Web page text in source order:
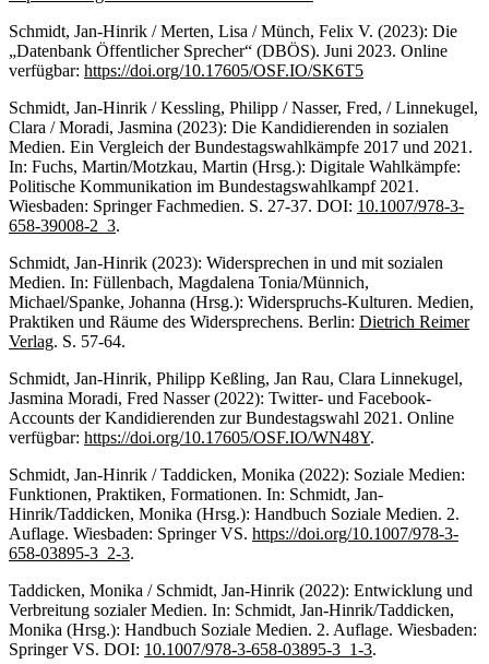
Schmidt, Jan-Hinrik / Merten, Lisa / Münch, Felix V. (2023): Die
„Datenbank Öffentlicher Sprecher“ (DBÖS). Juni 2023. Online
verfügbar: https://doi.org/10.17605/OSF.IO/SK6T5
Schmidt, Jan-Hinrik / Kessling, Philipp / Nasser, Fred, / Linnekugel,
Clara / Moradi, Jasmina (2023): Die Kandidierenden in sozialen
Medien. Ein Vergleich der Bundestagswahlkämpfe 2017 und 2021.
In: Fuchs, Martin/Motzkau, Martin (Hrsg.): Digitale Wahlkämpfe:
Politische Kommunikation im Bundestagswahlkampf 2021.
Wiesbaden: Springer Fachmedien. S. 27-37. DOI: 10.1007/978-3-
658-39008-2_3.
Schmidt, Jan-Hinrik (2023): Widersprechen in und mit sozialen
Medien. In: Füllenbach, Magdalena Tonia/Münnich,
Michael/Spanke, Johanna (Hrsg.): Widerspruchs-Kulturen. Medien,
Praktiken und Räume des Widersprechens. Berlin: Dietrich Reimer
Verlag. S. 57-64.
Schmidt, Jan-Hinrik, Philipp Keßling, Jan Rau, Clara Linnekugel,
Jasmina Moradi, Fred Nasser (2022): Twitter- und Facebook-
Accounts der Kandidierenden zur Bundestagswahl 2021. Online
verfügbar: https://doi.org/10.17605/OSF.IO/WN48Y.
Schmidt, Jan-Hinrik / Taddicken, Monika (2022): Soziale Medien:
Funktionen, Praktiken, Formationen. In: Schmidt, Jan-
Hinrik/Taddicken, Monika (Hrsg.): Handbuch Soziale Medien. 2.
Auflage. Wiesbaden: Springer VS. https://doi.org/10.1007/978-3-
658-03895-3_2-3.
Taddicken, Monika / Schmidt, Jan-Hinrik (2022): Entwicklung und
Verbreitung sozialer Medien. In: Schmidt, Jan-Hinrik/Taddicken,
Monika (Hrsg.): Handbuch Soziale Medien. 2. Auflage. Wiesbaden:
Springer VS. DOI: 10.1007/978-3-658-03895-3_1-3.